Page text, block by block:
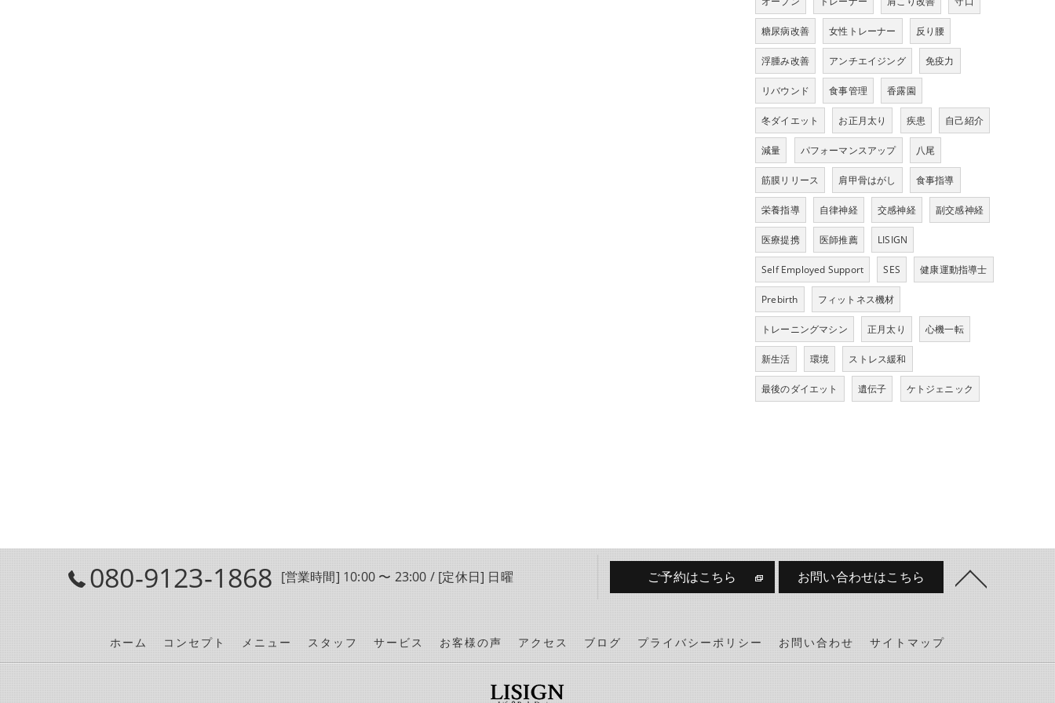
糖尿病改善 女性トレーナー 反り腰
浮腫み改善 アンチエイジング 免疫力
リバウンド 食事管理 香露園
冬ダイエット お正月太り 疾患 自己紹介
減量 パフォーマンスアップ 八尾
筋膜リリース 肩甲骨はがし 食事指導
栄養指導 自律神経 交感神経 副交感神経
医療提携 医師推薦 LISIGN
Self Employed Support SES 健康運動指導士
Prebirth フィットネス機材
トレーニングマシン 正月太り 心機一転
新生活 環境 ストレス緩和
最後のダイエット 遺伝子 ケトジェニック
080-9123-1868 [営業時間] 10:00 〜 23:00 / [定休日] 日曜 ご予約はこちら お問い合わせはこちら
ホーム コンセプト メニュー スタッフ サービス お客様の声 アクセス ブログ プライバシーポリシー お問い合わせ サイトマップ